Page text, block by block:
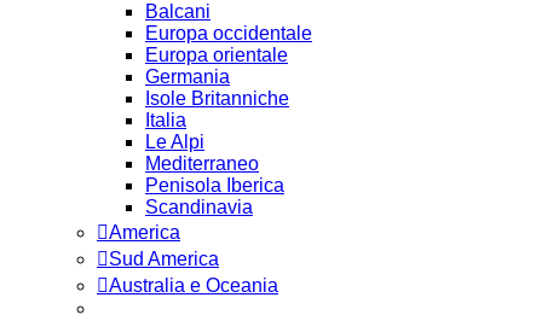
Balcani
Europa occidentale
Europa orientale
Germania
Isole Britanniche
Italia
Le Alpi
Mediterraneo
Penisola Iberica
Scandinavia
America
Sud America
Australia e Oceania